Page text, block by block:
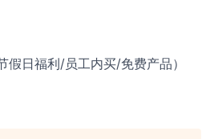
假日福利/员工内买/免费产品）